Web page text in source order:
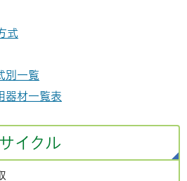
式
別一覧
器材一覧表
イクル